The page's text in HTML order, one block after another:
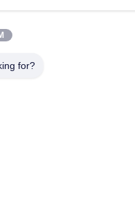
|Plan du site
for?